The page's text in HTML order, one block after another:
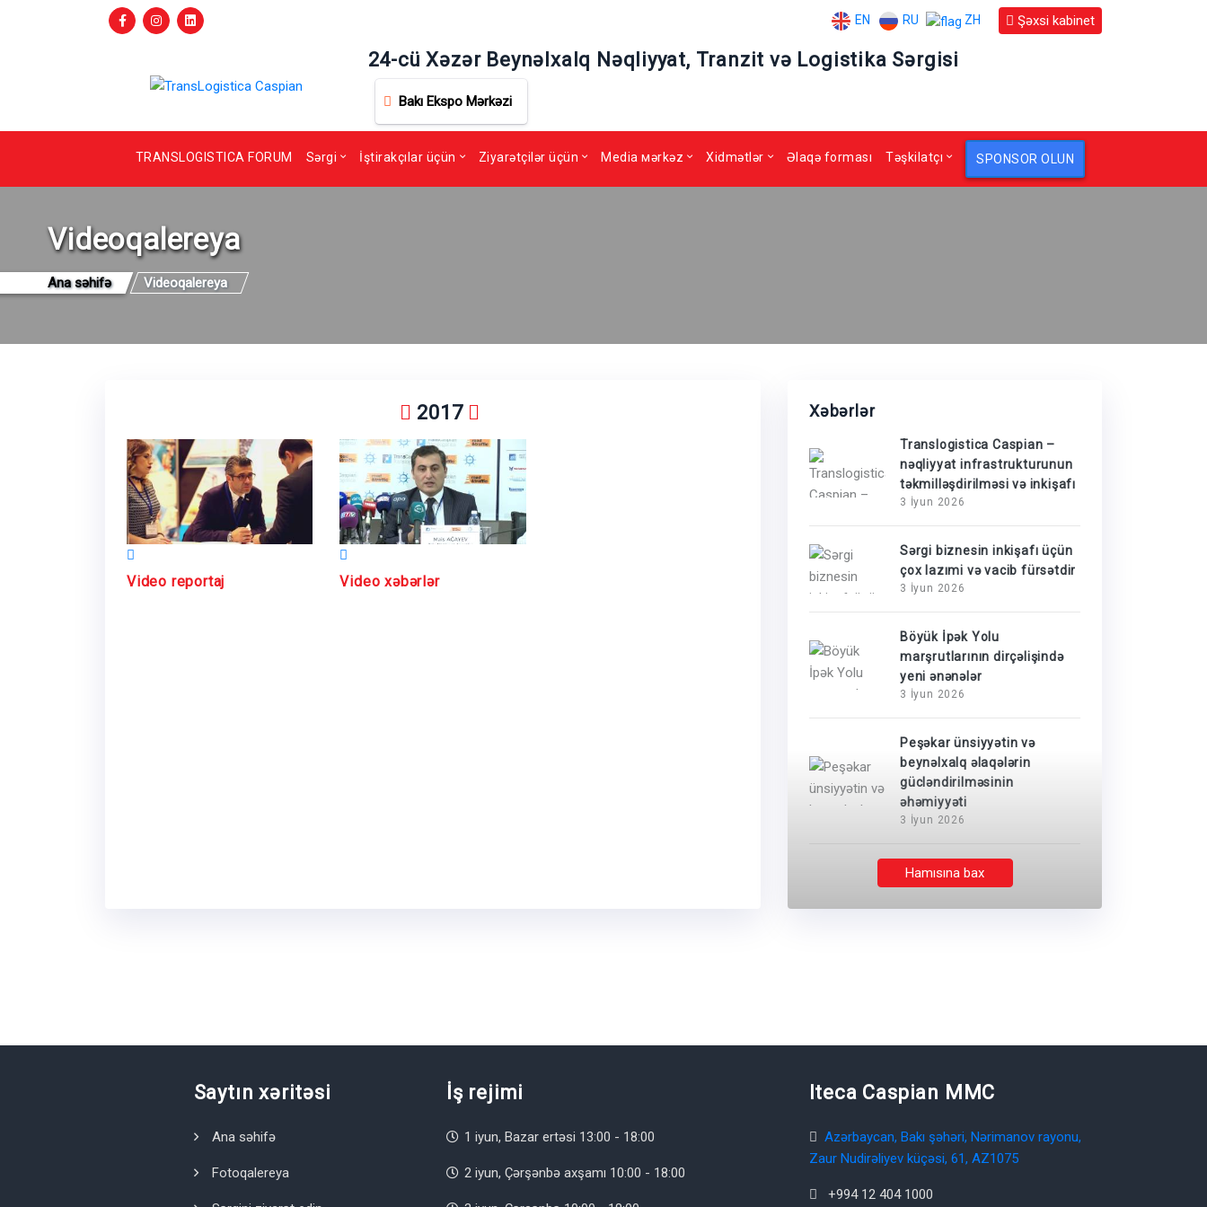
EN RU ZH Şəxsi kabinet
24-cü Xəzər Beynəlxalq Nəqliyyat, Tranzit və Logistika Sərgisi
Bakı Ekspo Mərkəzi
TRANSLOGISTICA FORUM Sərgi İştirakçılar üçün Ziyarətçilər üçün Media мərkəz Xidmətlər Əlaqə forması Təşkilatçı SPONSOR OLUN
Videoqalereya
Ana səhifə Videoqalereya
2017
Video reportaj Video xəbərlər
Xəbərlər
Translogistica Caspian –
nəqliyyat infrastrukturunun
təkmilləşdirilməsi və inkişafı
3 İyun 2026
Sərgi biznesin inkişafı üçün
çox lazımi və vacib fürsətdir
3 İyun 2026
Böyük İpək Yolu
marşrutlarının dirçəlişində
yeni ənənələr
3 İyun 2026
Peşəkar ünsiyyətin və
beynəlxalq əlaqələrin
gücləndirilməsinin
əhəmiyyəti
3 İyun 2026
Hamısına bax
Saytın xəritəsi
Ana səhifə
Fotoqalereya
İş rejimi
1 iyun, Bazar ertəsi 13:00 - 18:00
2 iyun, Çərşənbə axşamı 10:00 - 18:00
Iteca Caspian MMC
Azərbaycan, Bakı şəhəri, Nərimanov rayonu,
Zaur Nudirəliyev küçəsi, 61, AZ1075
+994 12 404 1000